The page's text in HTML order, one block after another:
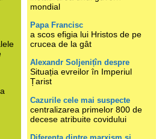
mondial
Papa Francisc
a scos efigia lui Hristos de pe
crucea de la gât
Alexandr Soljenițîn despre
Situația evreilor în Imperiul
Țarist
Cazurile cele mai suspecte
centralizarea primelor 800 de
decese atribuite covidului